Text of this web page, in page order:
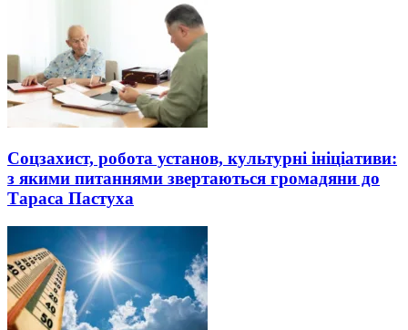
Соцзахист, робота установ, культурні ініціативи:
з якими питаннями звертаються громадяни до
Тараса Пастуха